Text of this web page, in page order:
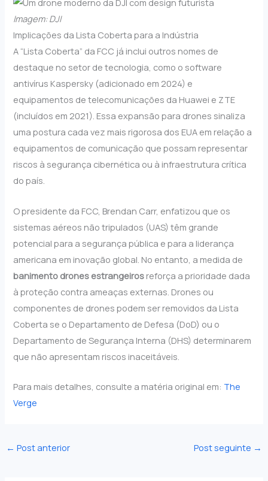
Imagem: DJI
Implicações da Lista Coberta para a Indústria
A “Lista Coberta” da FCC já inclui outros nomes de
destaque no setor de tecnologia, como o software
antivírus Kaspersky (adicionado em 2024) e
equipamentos de telecomunicações da Huawei e ZTE
(incluídos em 2021). Essa expansão para drones sinaliza
uma postura cada vez mais rigorosa dos EUA em relação a
equipamentos de comunicação que possam representar
riscos à segurança cibernética ou à infraestrutura crítica
do país.
O presidente da FCC, Brendan Carr, enfatizou que os
sistemas aéreos não tripulados (UAS) têm grande
potencial para a segurança pública e para a liderança
americana em inovação global. No entanto, a medida de
banimento drones estrangeiros reforça a prioridade dada
à proteção contra ameaças externas. Drones ou
componentes de drones podem ser removidos da Lista
Coberta se o Departamento de Defesa (DoD) ou o
Departamento de Segurança Interna (DHS) determinarem
que não apresentam riscos inaceitáveis.
Para mais detalhes, consulte a matéria original em: The
Verge
← Post anterior Post seguinte →